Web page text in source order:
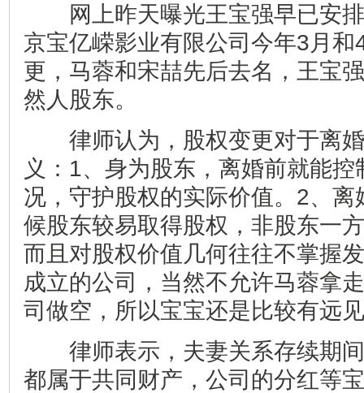
网上昨天曝光王宝强早已安排
京宝亿嵘影业有限公司今年3月和
更，马蓉和宋喆先后去名，王宝
然人股东。
律师认为，股权变更对于离婚
义：1、身为股东，离婚前就能
况，守护股权的实际价值。2、
候股东较易取得股权，非股东一
而且对股权价值几何往往不掌握
成立的公司，当然不允许马蓉拿
司做空，所以宝宝还是比较有远
律师表示，夫妻关系存续期间
都属于共同财产，公司的分红等